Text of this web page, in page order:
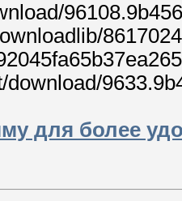
download/
для более